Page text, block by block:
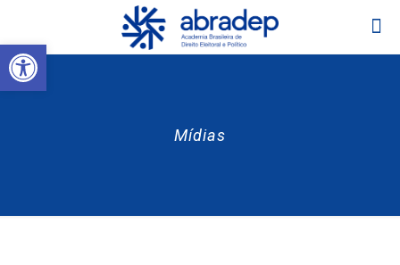
Abrir a barra de ferramentas
Mídias